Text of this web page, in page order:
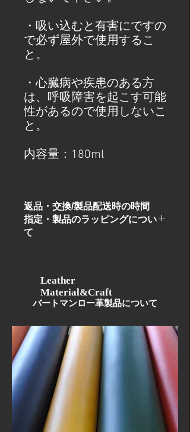
・吸い込むと有害にですの
で必ず屋外で使用するこ
と。
・心臓病や疾患のある方
は、呼吸障害を起こす可能
性があるので使用しないこ
と。
内容量：180ml
返品・交換/製品配送時の時間
指定・製品のラッピングについ
て
製品に不備があった場合はホームぺー
ジ内のお問い合わせよりご連絡いただ
きますようお願いいたします。
に店舗より詳細・確認メールをお客様
にお送り致します。
詳細・確認メールにて製品配送時の時
間指定・製品のラッピングの有・無を
お聞きしますので、製品配送時の時間
指定・製品のラッピングご希望の方は
ご返信頂きますようお願い致します。
Leather
Material&Craft
​バートマンロー革製品について